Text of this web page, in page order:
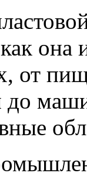
она
от